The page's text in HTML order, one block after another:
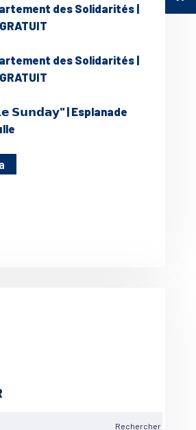
des Solidarités |
des Solidarités |
𝗦𝘂𝗻𝗱𝗮𝘆" | Esplanade